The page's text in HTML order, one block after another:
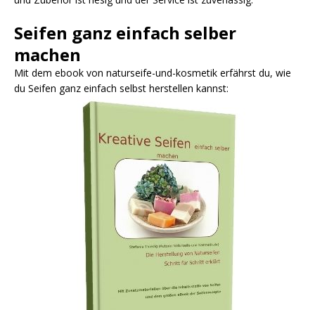
Seifen ganz einfach selber
machen
Mit dem ebook von naturseife-und-kosmetik erfährst du, wie
du Seifen ganz einfach selbst herstellen kannst: